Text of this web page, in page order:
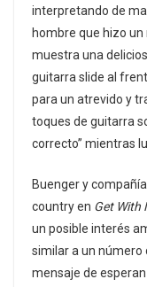
interpretando de
hombre que hizo un
muestra una
guitarra slide al
para un atrevido y
toques de guitarra
correcto” mientras
Buenger y
country en Get With
un posible interés
similar a un número
mensaje de